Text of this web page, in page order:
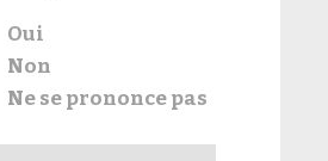
Oui
Non
Ne se prononce pas